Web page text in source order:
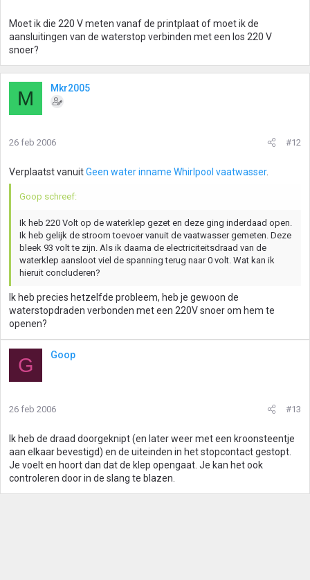
Moet ik die 220 V meten vanaf de printplaat of moet ik de
aansluitingen van de waterstop verbinden met een los 220 V
snoer?
M Mkr2005
26 feb 2006 #12
Verplaatst vanuitGeen water inname Whirlpool vaatwasser.
Goop schreef:
Ik heb 220 Volt op de waterklep gezet en deze ging inderdaad open.
Ik heb gelijk de stroom toevoer vanuit de vaatwasser gemeten. Deze
bleek 93 volt te zijn. Als ik daarna de electriciteitsdraad van de
waterklep aansloot viel de spanning terug naar 0 volt. Wat kan ik
hieruit concluderen?
Ik heb precies hetzelfde probleem, heb je gewoon de
waterstopdraden verbonden met een 220V snoer om hem te
openen?
G Goop
26 feb 2006 #13
Ik heb de draad doorgeknipt (en later weer met een kroonsteentje
aan elkaar bevestigd) en de uiteinden in het stopcontact gestopt.
Je voelt en hoort dan dat de klep opengaat. Je kan het ook
controleren door in de slang te blazen.